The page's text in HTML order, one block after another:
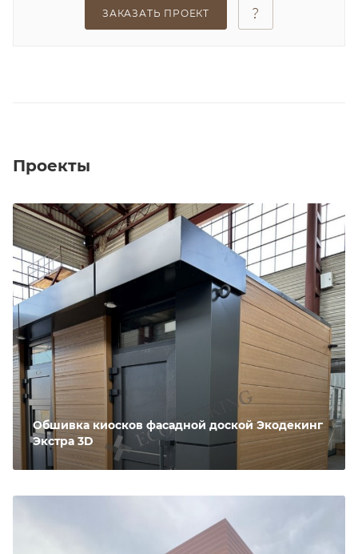
ЗАКАЗАТЬ ПРОЕКТ
Проекты
Обшивка киосков фасадной доской Экодекинг
Экстра 3D